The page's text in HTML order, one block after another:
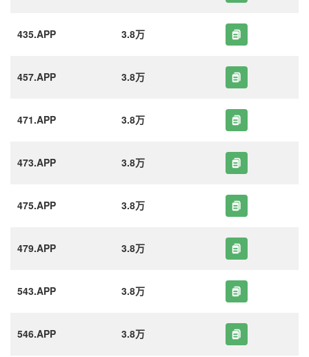
435.APP 3.8万
457.APP 3.8万
471.APP 3.8万
473.APP 3.8万
475.APP 3.8万
479.APP 3.8万
543.APP 3.8万
546.APP 3.8万